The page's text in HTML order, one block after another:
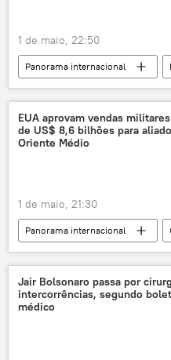
1 de maio, 22:50
Panorama internacional
Américas
Donald Trump
Estados Unidos
Flórida
USS Abraham Lincoln
EUA aprovam vendas
de US$ 8,6 bilhões para
Oriente Médio
1 de maio, 21:30
Panorama internacional
Kuwait
Emirados
Departamento de Estado dos EUA
BAE Systems
Lockheed
Jair Bolsonaro passa por
intercorrências, segundo
médico